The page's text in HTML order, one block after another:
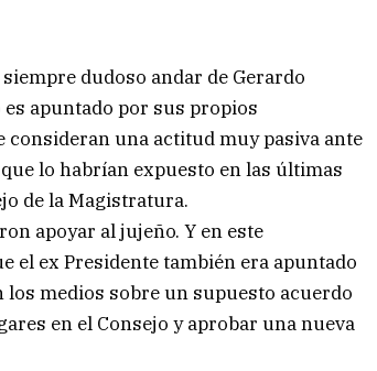
dudoso andar de Gerardo
apuntado por sus propios
consideran una actitud muy pasiva ante
lo habrían expuesto en las últimas
de la Magistratura.
apoyar al jujeño. Y en este
el ex Presidente también era apuntado
medios sobre un supuesto acuerdo
en el Consejo y aprobar una nueva